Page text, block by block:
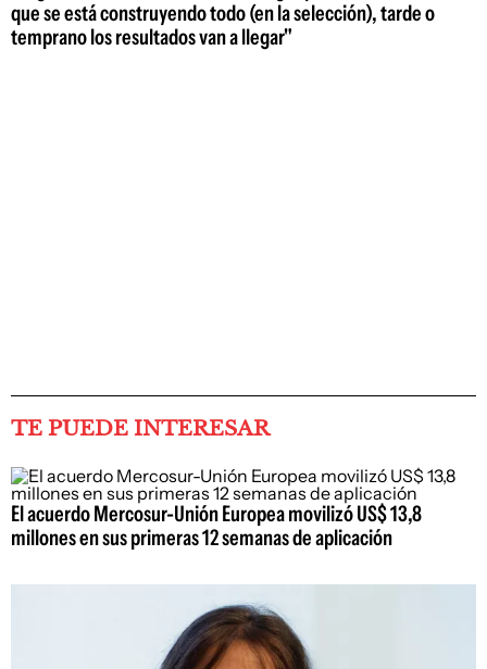
que se está construyendo todo (en la selección), tarde o
temprano los resultados van a llegar"
TE PUEDE INTERESAR
El acuerdo Mercosur-Unión Europea movilizó US$ 13,8
millones en sus primeras 12 semanas de aplicación